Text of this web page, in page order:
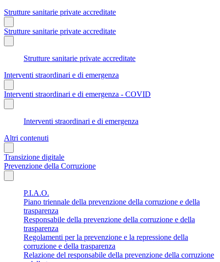
Strutture sanitarie private accreditate
Strutture sanitarie private accreditate
Strutture sanitarie private accreditate
Interventi straordinari e di emergenza
Interventi straordinari e di emergenza - COVID
Interventi straordinari e di emergenza
Altri contenuti
Transizione digitale
Prevenzione della Corruzione
P.I.A.O.
Piano triennale della prevenzione della corruzione e della
trasparenza
Responsabile della prevenzione della corruzione e della
trasparenza
Regolamenti per la prevenzione e la repressione della
corruzione e della trasparenza
Relazione del responsabile della prevenzione della corruzione